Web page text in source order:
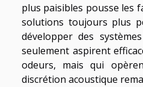
plus paisibles pousse les
solutions toujours plus
développer des
seulement aspirent
odeurs, mais qui
discrétion acoustique